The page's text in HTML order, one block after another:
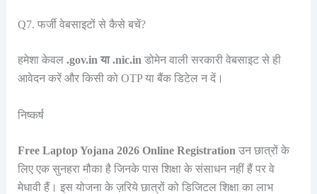
Q7. फर्जी वेबसाइटों से कैसे बचें?
हमेशा केवल .gov.in या .nic.in डोमेन वाली सरकारी वेबसाइट से ही
आवेदन करें और किसी को OTP या बैंक डिटेल न दें।
निष्कर्ष
Free Laptop Yojana 2026 Online Registration उन छात्रों के
लिए एक सुनहरा मौका है जिनके पास शिक्षा के संसाधन नहीं हैं पर वे
मेधावी हैं। इस योजना के ज़रिये छात्रों को डिजिटल शिक्षा का लाभ